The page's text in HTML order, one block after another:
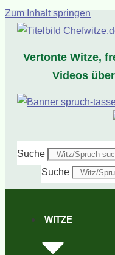
Zum Inhalt springen
Vertonte Witze,
Videos
Suche
Suche
WITZE